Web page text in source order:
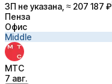
ЗП не указана, ≈ 207 187 ₽
Пенза
Офис
Middle
МТС
7 авг.